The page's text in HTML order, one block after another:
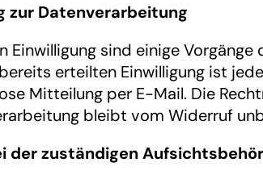
zur Datenverarbeitung
Einwilligung sind einige
erteilten Einwilligung ist
Mitteilung per E-Mail. Die
bleibt vom Widerruf
der zuständigen